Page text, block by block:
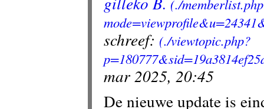
schreef:
mar 2025, 20:45
De nieuwe update is